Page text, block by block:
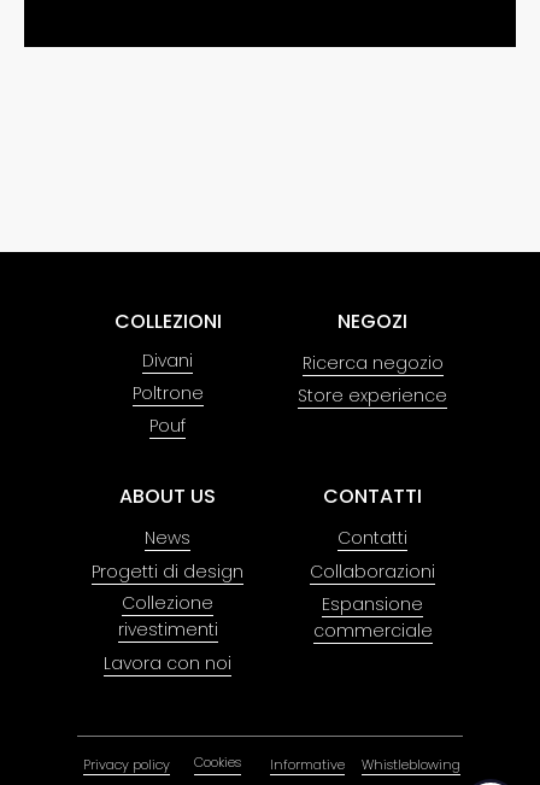
COLLEZIONI
Divani
Poltrone
Pouf
NEGOZI
Ricerca negozio
Store experience
ABOUT US
News
Progetti di design
Collezione
rivestimenti
Lavora con noi
CONTATTI
Contatti
Collaborazioni
Espansione
commerciale
Privacy policy Informative Whistleblowing
Cookies